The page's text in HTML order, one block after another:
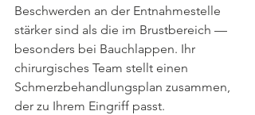
Beschwerden an der Entnahmestelle
stärker sind als die im Brustbereich —
besonders bei Bauchlappen. Ihr
chirurgisches Team stellt einen
Schmerzbehandlungsplan zusammen,
der zu Ihrem Eingriff passt.